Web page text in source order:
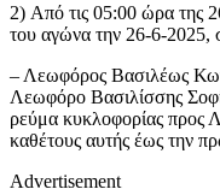
2) Από τις 05:00 ώρα της
του αγώνα την 26-6-2025,
– Λεωφόρος Βασιλέως
Λεωφόρο Βασιλίσσης
ρεύμα κυκλοφορίας προς
καθέτους αυτής έως την
Advertisement